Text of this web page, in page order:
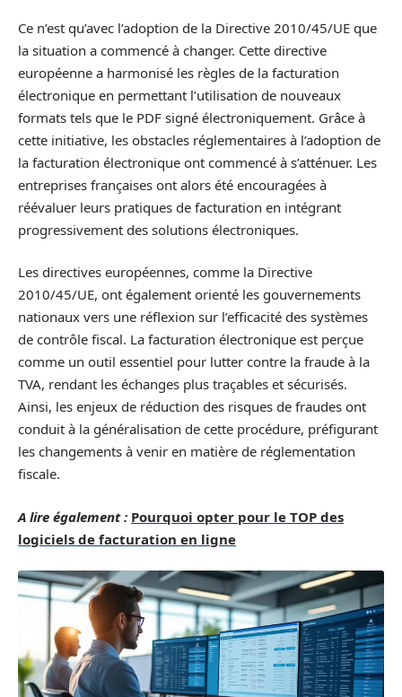
Ce n’est qu’avec l’adoption de la Directive 2010/45/UE que
la situation a commencé à changer. Cette directive
européenne a harmonisé les règles de la facturation
électronique en permettant l’utilisation de nouveaux
formats tels que le PDF signé électroniquement. Grâce à
cette initiative, les obstacles réglementaires à l’adoption de
la facturation électronique ont commencé à s’atténuer. Les
entreprises françaises ont alors été encouragées à
réévaluer leurs pratiques de facturation en intégrant
progressivement des solutions électroniques.
Les directives européennes, comme la Directive
2010/45/UE, ont également orienté les gouvernements
nationaux vers une réflexion sur l’efficacité des systèmes
de contrôle fiscal. La facturation électronique est perçue
comme un outil essentiel pour lutter contre la fraude à la
TVA, rendant les échanges plus traçables et sécurisés.
Ainsi, les enjeux de réduction des risques de fraudes ont
conduit à la généralisation de cette procédure, préfigurant
les changements à venir en matière de réglementation
fiscale.
A lire également : Pourquoi opter pour le TOP des
logiciels de facturation en ligne